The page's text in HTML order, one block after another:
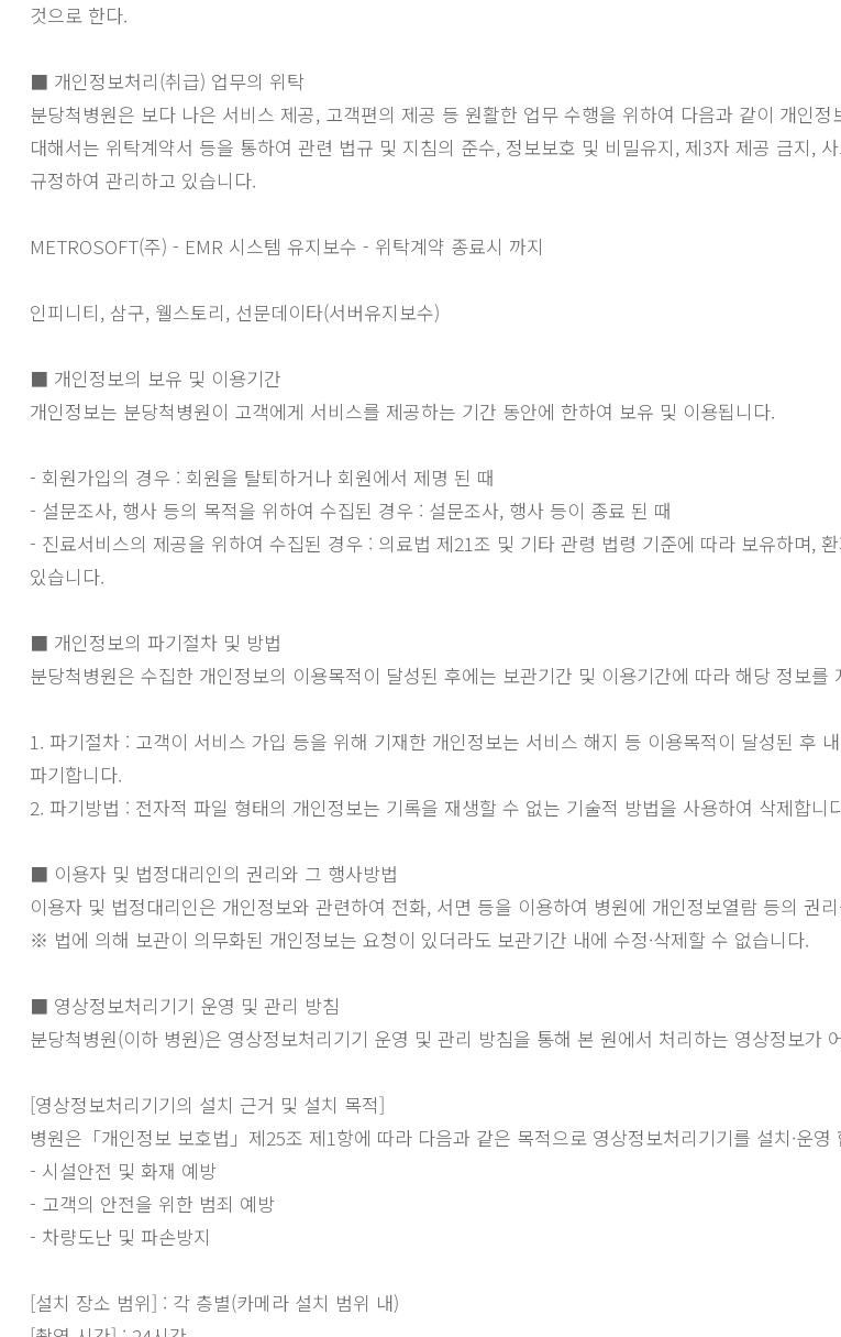
것으로 한다.
■ 개인정보처리(취급) 업무의 위탁
분당척병원은 보다 나은 서비스 제공, 고객편의 제공 등 원활한 업무 수행을 위하여 다음과 같이 개인
대해서는 위탁계약서 등을 통하여 관련 법규 및 지침의 준수, 정보보호 및 비밀유지, 제3자 제공 금지,
규정하여 관리하고 있습니다.
METROSOFT(주) - EMR 시스템 유지보수 - 위탁계약 종료시 까지
인피니티, 삼구, 웰스토리, 선문데이타(서버유지보수)
■ 개인정보의 보유 및 이용기간
개인정보는 분당척병원이 고객에게 서비스를 제공하는 기간 동안에 한하여 보유 및 이용됩니다.
- 회원가입의 경우 : 회원을 탈퇴하거나 회원에서 제명 된 때
- 설문조사, 행사 등의 목적을 위하여 수집된 경우 : 설문조사, 행사 등이 종료 된 때
- 진료서비스의 제공을 위하여 수집된 경우 : 의료법 제21조 및 기타 관령 법령 기준에 따라 보유하며,
있습니다.
■ 개인정보의 파기절차 및 방법
분당척병원은 수집한 개인정보의 이용목적이 달성된 후에는 보관기간 및 이용기간에 따라 해당 정보
1. 파기절차 : 고객이 서비스 가입 등을 위해 기재한 개인정보는 서비스 해지 등 이용목적이 달성된 후
파기합니다.
2. 파기방법 : 전자적 파일 형태의 개인정보는 기록을 재생할 수 없는 기술적 방법을 사용하여 삭제합
■ 이용자 및 법정대리인의 권리와 그 행사방법
이용자 및 법정대리인은 개인정보와 관련하여 전화, 서면 등을 이용하여 병원에 개인정보열람 등의 권
※ 법에 의해 보관이 의무화된 개인정보는 요청이 있더라도 보관기간 내에 수정·삭제할 수 없습니다.
■ 영상정보처리기기 운영 및 관리 방침
분당척병원(이하 병원)은 영상정보처리기기 운영 및 관리 방침을 통해 본 원에서 처리하는 영상정보가
[영상정보처리기기의 설치 근거 및 설치 목적]
병원은「개인정보 보호법」제25조 제1항에 따라 다음과 같은 목적으로 영상정보처리기기를 설치·운영
- 시설안전 및 화재 예방
- 고객의 안전을 위한 범죄 예방
- 차량도난 및 파손방지
[설치 장소 범위] : 각 층별(카메라 설치 범위 내)